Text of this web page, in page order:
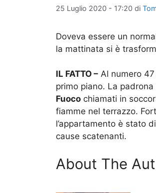
25 Luglio 2020 - 17:20 di
Doveva essere un
la mattinata si è
IL FATTO – Al numero
primo piano. La
Fuoco chiamati in
fiamme nel terrazzo.
l’appartamento è stato
cause scatenanti.
About The